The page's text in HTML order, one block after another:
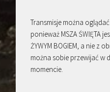
Transmisje można
ponieważ MSZA ŚWIĘTA
ŻYWYM BOGIEM, a nie z
można sobie przewijać w
momencie.